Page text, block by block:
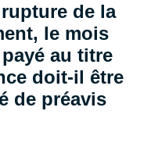
de la
le mois
au titre
doit-il être
de préavis